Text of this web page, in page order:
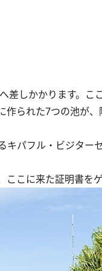
しかかります。こ
られた7つの池が
パフル・ビジター
こに来た証明書をゲ